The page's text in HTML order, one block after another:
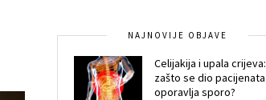
NAJNOVIJE OBJAVE
Celijakija i upala crijeva:
zašto se dio pacijenata
oporavlja sporo?